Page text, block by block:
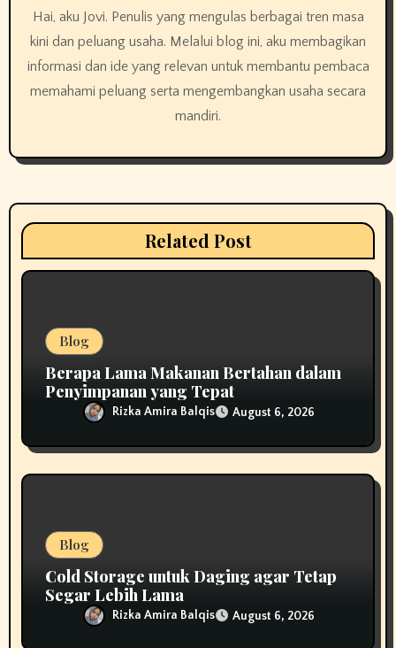
o
n
Hai, aku Jovi. Penulis yang mengulas berbagai tren masa
kini dan peluang usaha. Melalui blog ini, aku membagikan
informasi dan ide yang relevan untuk membantu pembaca
memahami peluang serta mengembangkan usaha secara
mandiri.
Related Post
Blog
Berapa Lama Makanan Bertahan dalam
Penyimpanan yang Tepat
Rizka Amira Balqis August 6, 2026
Blog
Cold Storage untuk Daging agar Tetap
Segar Lebih Lama
Rizka Amira Balqis August 6, 2026